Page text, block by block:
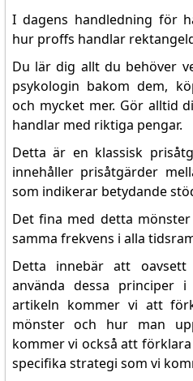
I dagens handledning för
hur proffs handlar
Du lär dig allt du behöver
psykologin bakom dem,
och mycket mer. Gör alltid
handlar med riktiga pengar.
Detta är en klassisk
innehåller prisåtgärder
som indikerar betydande
Det fina med detta
samma frekvens i alla
Detta innebär att
använda dessa
artikeln kommer vi att
mönster och hur man
kommer vi också att
specifika strategi som vi